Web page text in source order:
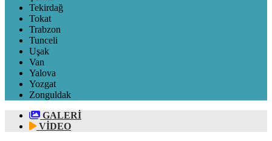
Tekirdağ
Tokat
Trabzon
Tunceli
Uşak
Van
Yalova
Yozgat
Zonguldak
GALERİ
VİDEO